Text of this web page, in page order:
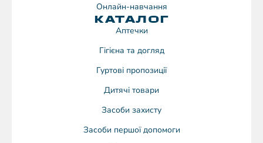
Онлайн-навчання
КАТАЛОГ
Аптечки
Гігієна та догляд
Гуртові пропозиції
Дитячі товари
Засоби захисту
Засоби першої допомоги